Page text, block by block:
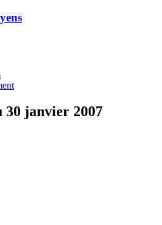
janvier 2007